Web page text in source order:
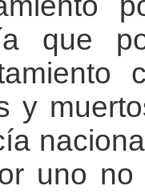
que
y
uno